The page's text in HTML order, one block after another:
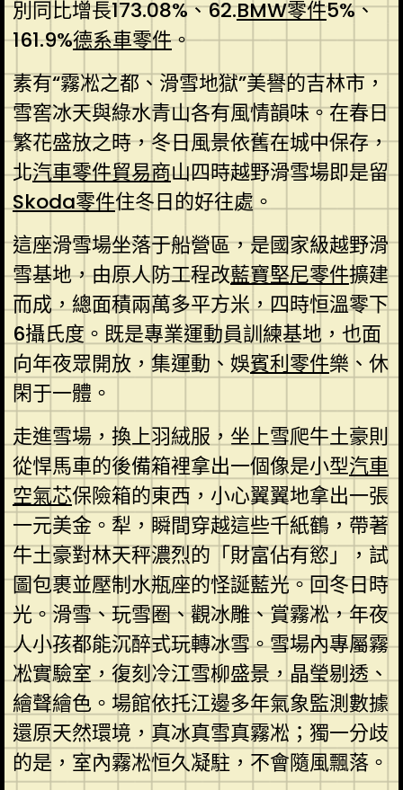
別同比增長173.08%、62.BMW零件5%、
161.9%德系車零件。
素有“霧凇之都、滑雪地獄”美譽的吉林市，
雪窖冰天與綠水青山各有風情韻味。在春日
繁花盛放之時，冬日風景依舊在城中保存，
北汽車零件貿易商山四時越野滑雪場即是留
Skoda零件住冬日的好往處。
這座滑雪場坐落于船營區，是國家級越野滑
雪基地，由原人防工程改藍寶堅尼零件擴建
而成，總面積兩萬多平方米，四時恒溫零下
6攝氏度。既是專業運動員訓練基地，也面
向年夜眾開放，集運動、娛賓利零件樂、休
閑于一體。
走進雪場，換上羽絨服，坐上雪爬牛土豪則
從悍馬車的後備箱裡拿出一個像是小型汽車
空氣芯保險箱的東西，小心翼翼地拿出一張
一元美金。犁，瞬間穿越這些千紙鶴，帶著
牛土豪對林天秤濃烈的「財富佔有慾」，試
圖包裹並壓制水瓶座的怪誕藍光。回冬日時
光。滑雪、玩雪圈、觀冰雕、賞霧凇，年夜
人小孩都能沉醉式玩轉冰雪。雪場內專屬霧
凇實驗室，復刻冷江雪柳盛景，晶瑩剔透、
繪聲繪色。場館依托江邊多年氣象監測數據
還原天然環境，真冰真雪真霧凇；獨一分歧
的是，室內霧凇恒久凝駐，不會隨風飄落。